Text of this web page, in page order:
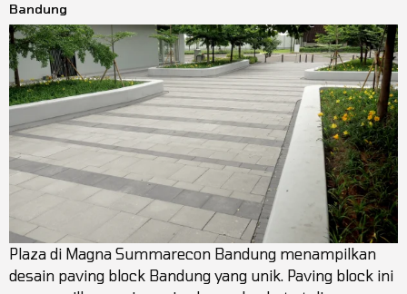
Bandung
Plaza di Magna Summarecon Bandung menampilkan
desain paving block Bandung yang unik. Paving block ini